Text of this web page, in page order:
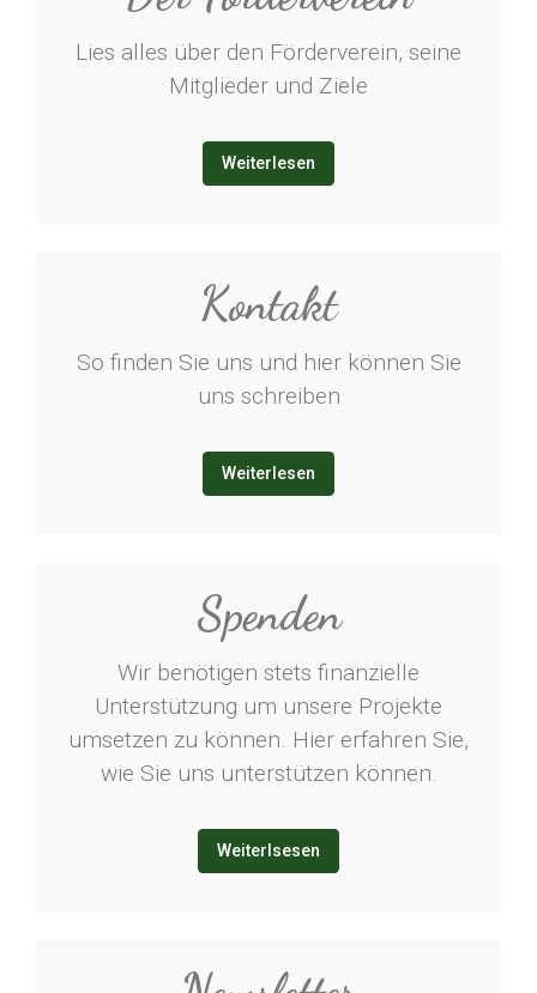
Lies alles über den Förderverein, seine
Mitglieder und Ziele
Weiterlesen
Kontakt
So finden Sie uns und hier können Sie
uns schreiben
Weiterlesen
Spenden
Wir benötigen stets finanzielle
Unterstützung um unsere Projekte
umsetzen zu können. Hier erfahren Sie,
wie Sie uns unterstützen können.
Weiterlsesen